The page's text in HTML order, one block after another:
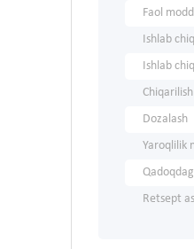
Faol
Ishlab
Ishlab
Dozalash
Yaroqlilik
Retsept